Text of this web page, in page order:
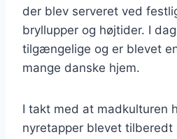
der blev serveret ved
bryllupper og højtider. I
tilgængelige og er blevet
mange danske hjem.
I takt med at madkulturen
nyretapper blevet tilberedt